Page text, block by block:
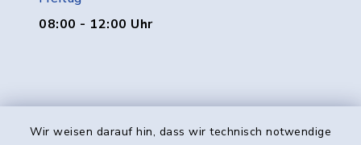
Wir weisen darauf hin, dass wir technisch notwendige
08:00 - 12:00 Uhr